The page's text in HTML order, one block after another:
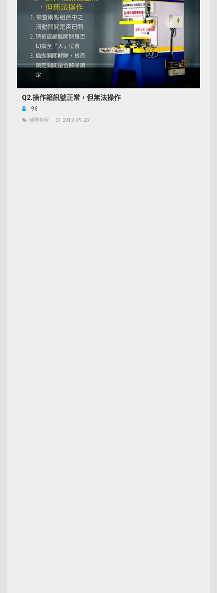
Q2.操作箱訊號正常，但無法操作
96
疑難排解 2019-09-27